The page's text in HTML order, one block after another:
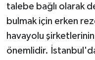
talebe bağlı olarak
bulmak için erken
havayolu
önemlidir.